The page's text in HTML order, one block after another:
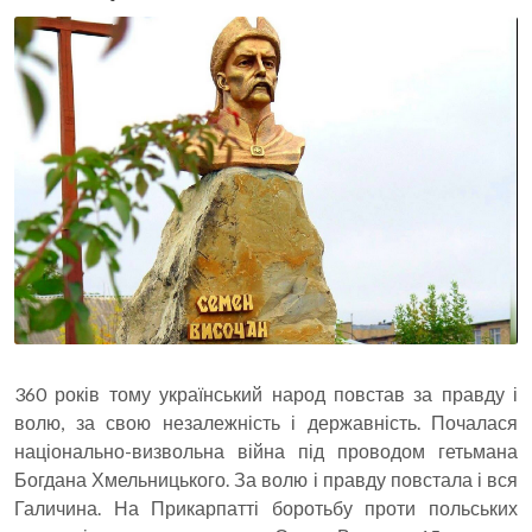
360 років тому український народ повстав за правду і
волю, за свою незалежність і державність. Почалася
національно-визвольна війна під проводом гетьмана
Богдана Хмельницького. За волю і правду повстала і вся
Галичина. На Прикарпатті боротьбу проти польських